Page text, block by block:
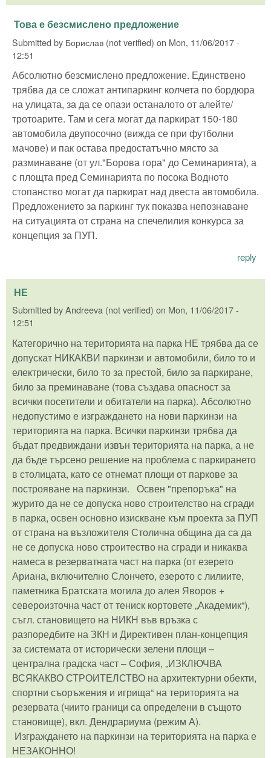
Това е безсмислено предложение
Submitted by Борислав (not verified) on Mon, 11/06/2017 -
12:51
Абсолютно безсмислено предложение. Единствено
трябва да се сложат антипаркинг колчета по бордюра
на улицата, за да се опази останалото от алейте/
тротоарите. Там и сега могат да паркират 150-180
автомобила двупосочно (вижда се при футболни
мачове) и пак остава предостатъчно място за
разминаване (от ул."Борова гора" до Семинарията), а
с площта пред Семинарията по посока Водното
стопанство могат да паркират над двеста автомобила.
Предложението за паркинг тук показва непознаване
на ситуацията от страна на спечелилия конкурса за
концепция за ПУП.
reply
НЕ
Submitted byAndreeva (not verified) on Mon, 11/06/2017 -
12:51
Категорично на територията на парка НЕ трябва да се
допускат НИКАКВИ паркинзи и автомобили, било то и
електрически, било то за престой, било за паркиране,
било за преминаване (това създава опасност за
всички посетители и обитатели на парка). Абсолютно
недопустимо е изграждането на нови паркинзи на
територията на парка. Всички паркинзи трябва да
бъдат предвиждани извън територията на парка, а не
да бъде търсено решение на проблема с паркирането
в столицата, като се отнемат площи от паркове за
построяване на паркинзи. Освен "препоръка" на
журито да не се допуска ново строителство на сгради
в парка, освен основно изискване към проекта за ПУП
от страна на възложителя Столична община да са да
не се допуска ново строитество на сгради и никаква
намеса в резерватната част на парка (от езерето
Ариана, включително Слончето, езерото с лилиите,
паметника Братската могила до алея Яворов +
североизточна част от тениск кортовете „Академик“),
съгл. становището на НИКН във връзка с
разпоредбите на ЗКН и Директивен план-концепция
за системата от исторически зелени площи –
централна градска част – София, „ИЗКЛЮЧВА
ВСЯКАКВО СТРОИТЕЛСТВО на архитектурни обекти,
спортни съоръжения и игрища“ на територията на
резервата (чиито граници са определени в същото
становище), вкл. Дендрариума (режим А).
Изграждането на паркинзи на територията на парка е
НЕЗАКОННО!